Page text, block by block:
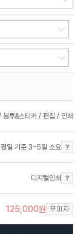
투&스티커 / 편집 / 인쇄
평일 기준 3~5일 소요
디지털인쇄
125,000원